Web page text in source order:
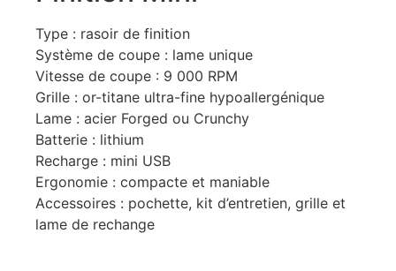
Type : rasoir de finition
Système de coupe : lame unique
Vitesse de coupe : 9 000 RPM
Grille : or-titane ultra-fine hypoallergénique
Lame : acier Forged ou Crunchy
Batterie : lithium
Recharge : mini USB
Ergonomie : compacte et maniable
Accessoires : pochette, kit d’entretien, grille et
lame de rechange